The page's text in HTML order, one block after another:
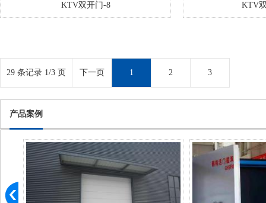
KTV双开门-8 KTV
29 条记录 1/3 页 下一页 1 2 3
产品案例